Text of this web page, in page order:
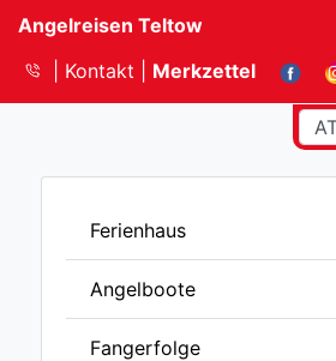
Angelreisen Teltow
Kontakt
Merkzettel
Ferienhaus
Angelboote
Fangerfolge